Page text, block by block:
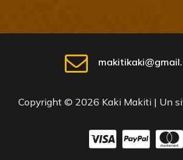
Copyright © 2026 Kaki Makiti | Un